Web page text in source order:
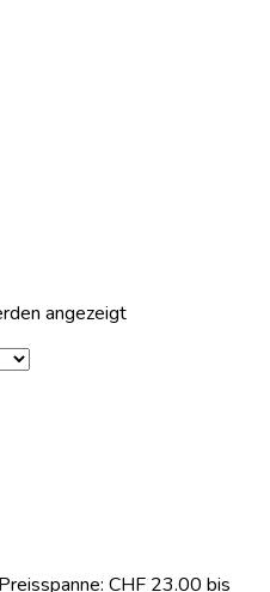
angezeigt
Preisspanne: CHF 23.00 bis